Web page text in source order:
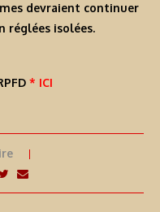
devraient continuer
réglées isolées.
* ICI